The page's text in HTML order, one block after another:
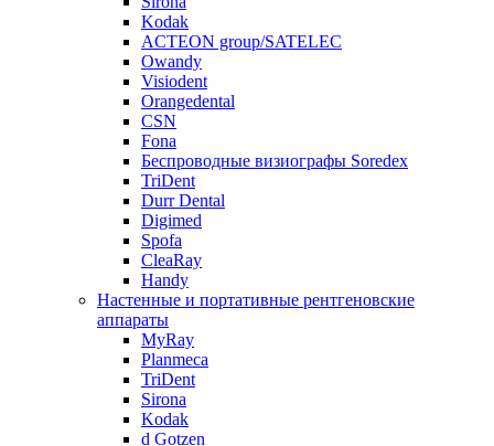
Kodak
ACTEON group/SATELEC
Owandy
Visiodent
Orangedental
CSN
Fona
Беспроводные визиографы Soredex
TriDent
Durr Dental
Digimed
Spofa
CleaRay
Handy
Настенные и портативные рентгеновские
аппараты
MyRay
Planmeca
TriDent
Sirona
Kodak
d Gotzen